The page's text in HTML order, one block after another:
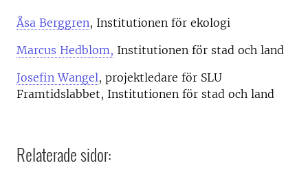
Åsa Berggren, Institutionen för ekologi
Marcus Hedblom, Institutionen för stad och land
Josefin Wangel, projektledare för SLU
Framtidslabbet, Institutionen för stad och land
Relaterade sidor: